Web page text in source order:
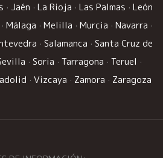
· Jaén · La Rioja · Las Palmas · León
· Málaga · Melilla · Murcia · Navarra ·
· Salamanca · Santa Cruz de
· Soria · Tarragona · Teruel ·
· Vizcaya · Zamora · Zaragoza